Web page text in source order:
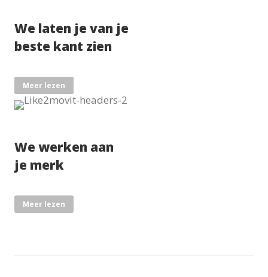
We laten je van je
beste kant zien
Meer lezen
We werken aan
je merk
Meer lezen